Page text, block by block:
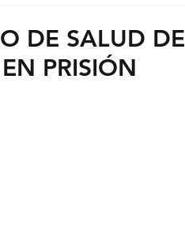
DE SALUD DE
PRISIÓN